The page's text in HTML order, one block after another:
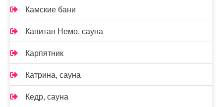
Камские бани
Капитан Немо, сауна
Карпятник
Катрина, сауна
Кедр, сауна